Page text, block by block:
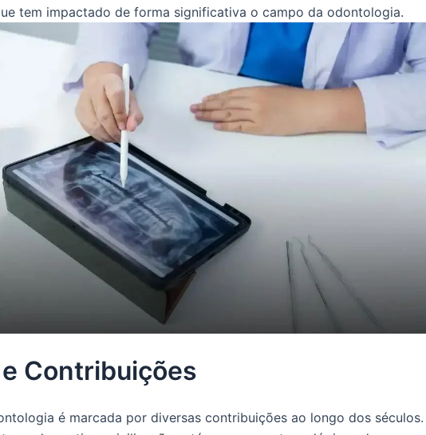
tem impactado de forma significativa o campo da odontologia.
Contribuições
é marcada por diversas contribuições ao longo dos séculos.